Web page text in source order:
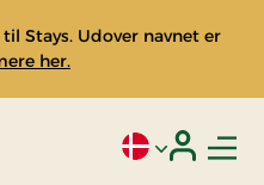
Stays. Udover navnet er
her.
Aktivt sprog: